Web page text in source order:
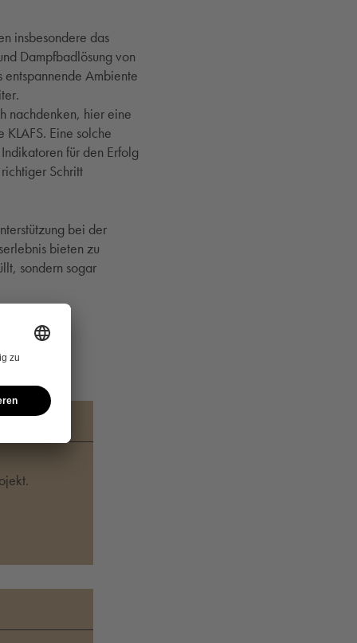
insbesondere das
Dampfbadlösung von
Ambiente
nachdenken, hier eine
Eine solche
für den Erfolg
Schritt
bei der
bieten zu
sondern sogar